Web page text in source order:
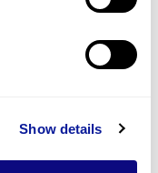
Show details
리빌리언이